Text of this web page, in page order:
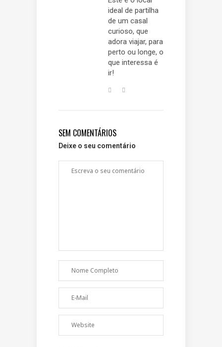
ideal de partilha
de um casal
curioso, que
adora viajar, para
perto ou longe, o
que interessa é
ir!
SEM COMENTÁRIOS
Deixe o seu comentário